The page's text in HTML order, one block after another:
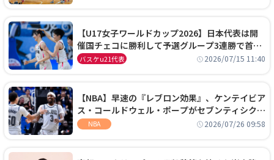
【U17女子ワールドカップ2026】日本代表は開
催国チェコに勝利して予選グループ3連勝で首位
通過！準々決勝の相手はエジプトに決定
バスケu21代表 2026/07/15 11:40
【NBA】早速の『レブロン効果』、ケンテイビア
ス・コールドウェル・ポープがセブンティシクサ
ーズに1年契約で加入
NBA 2026/07/26 09:58